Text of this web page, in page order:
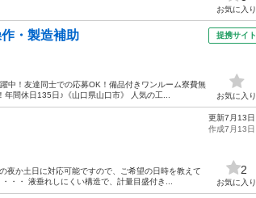
お気に入り
・製造補助
中！友達同士での応募OK！備品付きワンルーム寮費無
間休日135日♪《山口県山口市》 人気の工...
提携サイト
お気に入り
夜か土日に対応可能ですので、ご希望の日時を教えて
・・ 液垂れしにくい構造で、計量目盛付き...
更新7月13日
作成7月13日
2
お気に入り